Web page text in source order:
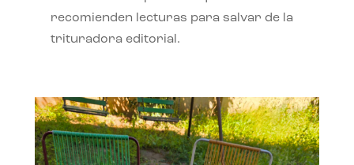
recomienden lecturas para salvar de la
trituradora editorial.